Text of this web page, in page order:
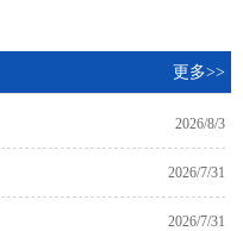
更多>>
2026/8/3
2026/7/31
2026/7/31